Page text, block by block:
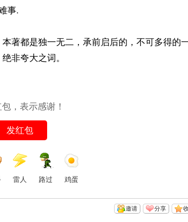
事.
著都是独一无二，承前启后的，不可多得的
非夸大之词。
，表示感谢！
发红包
雷人 路过 鸡蛋
分享
邀请